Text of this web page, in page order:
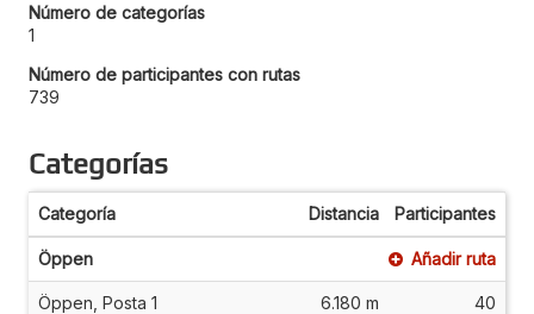
Número de categorías
1
Número de participantes con rutas
739
Categorías
Categoría Distancia Participantes
Öppen Añadir ruta
Öppen, Posta 1 6.180 m 40